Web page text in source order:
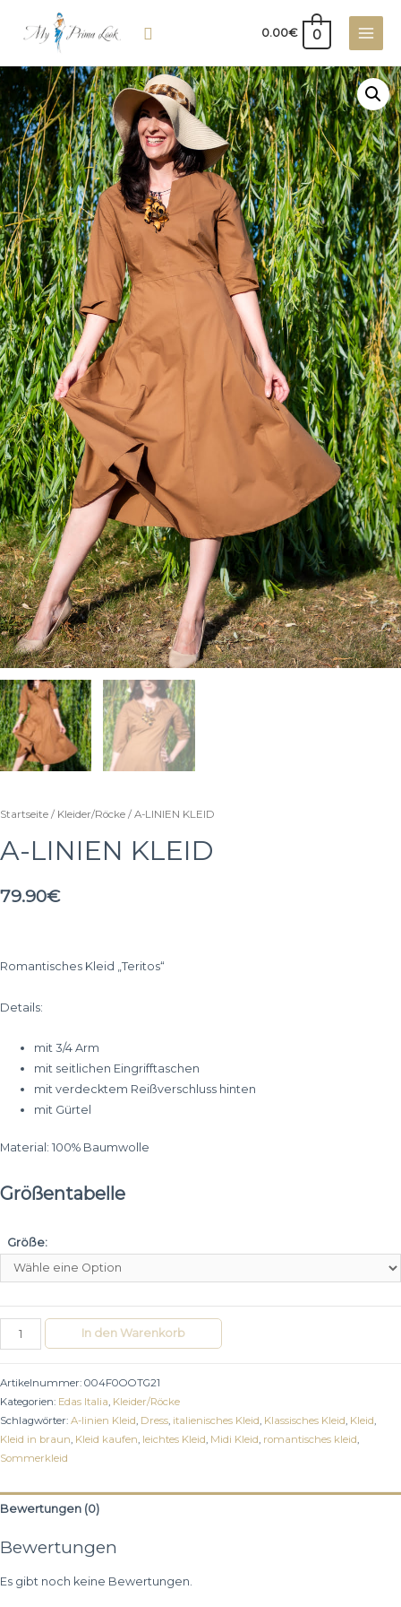
0.00€ 0
Startseite / Kleider/Röcke / A-LINIEN KLEID
A-LINIEN KLEID
79.90€
Romantisches Kleid „Teritos“
Details:
mit 3/4 Arm
mit seitlichen Eingrifftaschen
mit verdecktem Reißverschluss hinten
mit Gürtel
Material: 100% Baumwolle
Größentabelle
Größe:
In den Warenkorb
Artikelnummer: 004F0OOTG21
Kategorien: Edas Italia, Kleider/Röcke
Schlagwörter: A-linien Kleid, Dress, italienisches Kleid, Klassisches Kleid, Kleid,
Kleid in braun, Kleid kaufen, leichtes Kleid, Midi Kleid, romantisches kleid,
Sommerkleid
Bewertungen (0)
Bewertungen
Es gibt noch keine Bewertungen.